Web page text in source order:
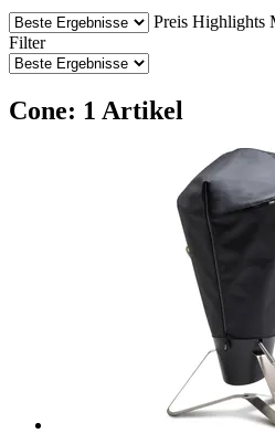
Preis Highlights
Filter
Cone: 1 Artikel